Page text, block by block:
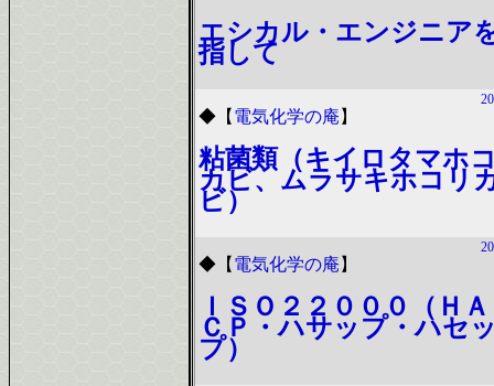
エシカル・エンジニア
指して
◆ 【 電気化学の庵 】
粘菌類（キイロタマホ
カビ、ムラサキホコリ
ビ）
◆ 【 電気化学の庵 】
ＩＳＯ２２０００（Ｈ
ＣＰ・ハサップ・ハセ
プ）